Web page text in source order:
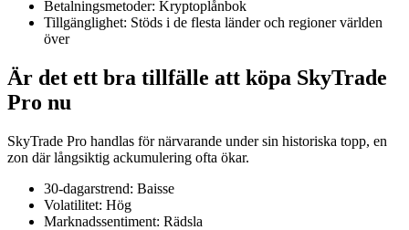
TradFi
Derivat för aktier, valuta, ädelmetaller och råvaror
Betalningsmetoder: Kryptoplånbok
Tillgänglighet: Stöds i de flesta länder och regioner världen
över
Är det ett bra tillfälle att köpa SkyTrade
Pro nu
SkyTrade Pro handlas för närvarande under sin historiska topp, en
zon där långsiktig ackumulering ofta ökar.
30-dagarstrend: Baisse
Volatilitet: Hög
Marknadssentiment: Rädsla